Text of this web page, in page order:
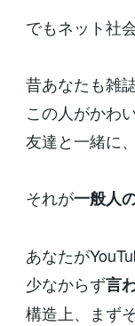
でもネット社
昔あなたも雑
この人がかわ
友達と一緒に
それが一般人
あなたが
少なからず言
構造上、まず